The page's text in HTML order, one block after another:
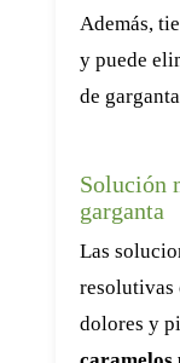
Además,
y puede
de
Solución
garganta
Las
resolutivas
dolores y